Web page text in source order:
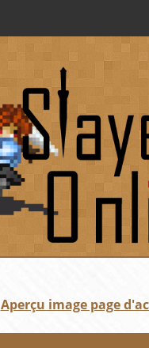
Aperçu image page